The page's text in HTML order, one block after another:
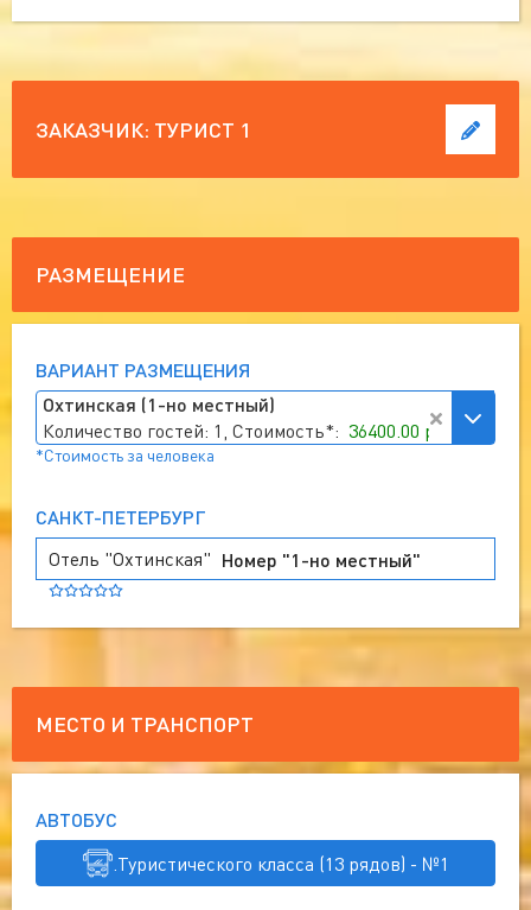
ЗАКАЗЧИК: ТУРИСТ 1
РАЗМЕЩЕНИЕ
ВАРИАНТ РАЗМЕЩЕНИЯ
Охтинская (1-но местный)
Количество гостей: 1, Стоимость*: 36400.00 руб
*Стоимость за человека
САНКТ-ПЕТЕРБУРГ
Отель "Охтинская" Номер "1-но местный"
МЕСТО И ТРАНСПОРТ
АВТОБУС
.Туристического класса (13 рядов) - №1